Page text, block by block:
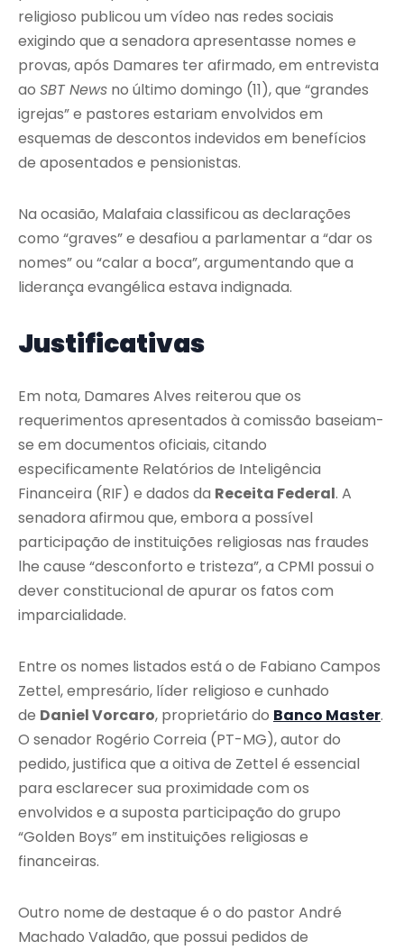
religioso publicou um vídeo nas redes sociais
exigindo que a senadora apresentasse nomes e
provas, após Damares ter afirmado, em entrevista
ao SBT News no último domingo (11), que “grandes
igrejas” e pastores estariam envolvidos em
esquemas de descontos indevidos em benefícios
de aposentados e pensionistas.
Na ocasião, Malafaia classificou as declarações
como “graves” e desafiou a parlamentar a “dar os
nomes” ou “calar a boca”, argumentando que a
liderança evangélica estava indignada.
Justificativas
Em nota, Damares Alves reiterou que os
requerimentos apresentados à comissão baseiam-
se em documentos oficiais, citando
especificamente Relatórios de Inteligência
Financeira (RIF) e dados da Receita Federal. A
senadora afirmou que, embora a possível
participação de instituições religiosas nas fraudes
lhe cause “desconforto e tristeza”, a CPMI possui o
dever constitucional de apurar os fatos com
imparcialidade.
Entre os nomes listados está o de Fabiano Campos
Zettel, empresário, líder religioso e cunhado
de Daniel Vorcaro, proprietário do Banco Master.
O senador Rogério Correia (PT-MG), autor do
pedido, justifica que a oitiva de Zettel é essencial
para esclarecer sua proximidade com os
envolvidos e a suposta participação do grupo
“Golden Boys” em instituições religiosas e
financeiras.
Outro nome de destaque é o do pastor André
Machado Valadão, que possui pedidos de